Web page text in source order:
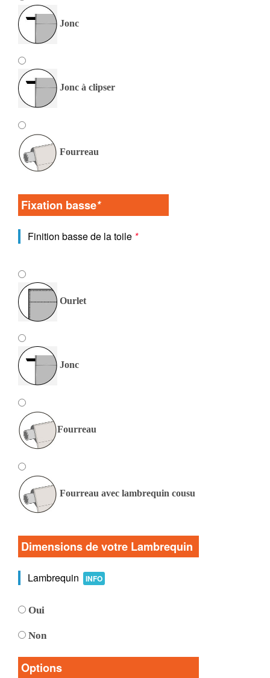
Jonc
Jonc à clipser
Fourreau
Fixation basse*
Finition basse de la toile *
Ourlet
Jonc
Fourreau
Fourreau avec lambrequin cousu
Dimensions de votre Lambrequin
Lambrequin INFO
Oui
Non
Options